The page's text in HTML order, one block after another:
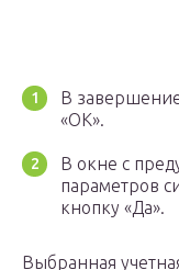
В
«ОК».
В окне с
параметров
кнопку «Да».
Выбранная